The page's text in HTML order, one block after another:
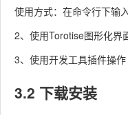
使用方式：在命令行下输
2、使用Torotise图形化界
3、使用开发工具插件操作
3.2 下载安装